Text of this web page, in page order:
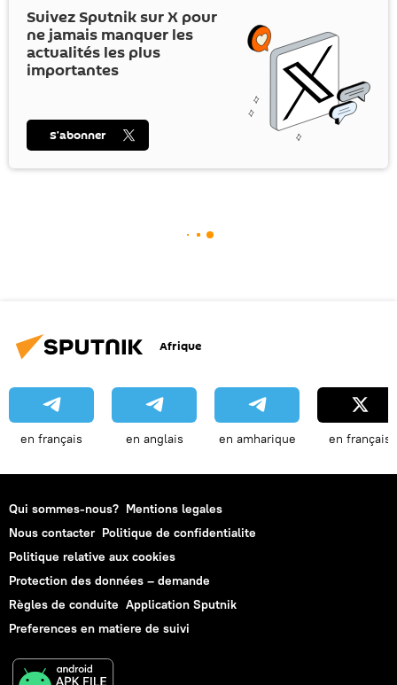
Suivez Sputnik surX pour
ne jamais manquer les
actualités les plus
importantes
S’abonner
Afrique
en français en anglais en amharique en français
Qui sommes-nous? Mentions legales
Nous contacter Politique de confidentialite
Politique relative aux cookies
Protection des données – demande
Règles de conduite Application Sputnik
Preferences en matiere de suivi